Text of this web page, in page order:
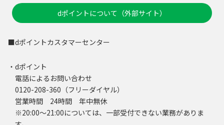
dポイントについて（外部サイト）
■dポイントカスタマーセンター
・dポイント
電話によるお問い合わせ
0120-208-360（フリーダイヤル）
営業時間 24時間 年中無休
※20:00～21:00については、一部受付できない業務がありま